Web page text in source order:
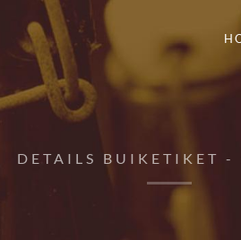
DETAILS BUIKETIKET -